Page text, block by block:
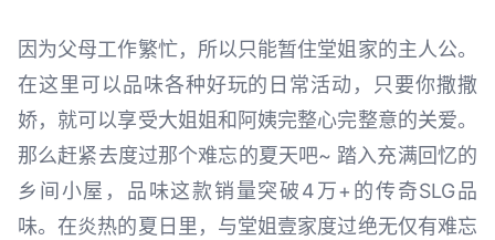
因为父母工作繁忙，所以只能暂住堂姐家的主人公。
在这里可以品味各种好玩的日常活动，只要你撒撒
娇，就可以享受大姐姐和阿姨完整心完整意的关爱。
那么赶紧去度过那个难忘的夏天吧~ 踏入充满回忆的
乡间小屋，品味这款销量突破4万+的传奇SLG品
味。在炎热的夏日里，与堂姐壹家度过绝无仅有难忘